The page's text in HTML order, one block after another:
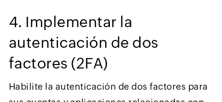
4. Implementar la
autenticación de dos
factores (2FA)
Habilite la autenticación de dos factores para